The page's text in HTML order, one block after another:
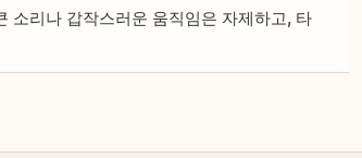
소리나 갑작스러운 움직임은 자제하고, 타